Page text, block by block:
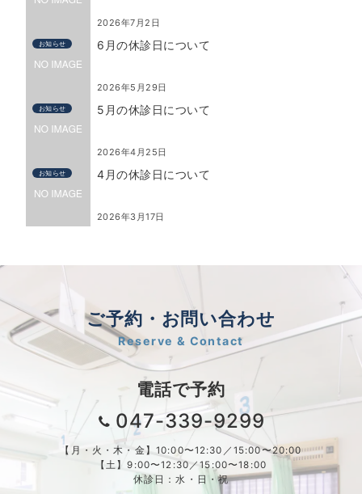
2026年7月2日
お知らせ 6月の休診日について
2026年5月29日
お知らせ 5月の休診日について
2026年4月25日
お知らせ 4月の休診日について
2026年3月17日
ご予約・お問い合わせ
Reserve & Contact
電話で予約
047-339-9299
【月・火・木・金】10:00〜12:30／15:00〜20:00
【土】9:00〜12:30／15:00〜18:00
休診日：水・日・祝